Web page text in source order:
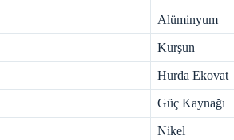
Alüminyum
Kurşun
Hurda Ekovat
Güç Kaynağı
Nikel